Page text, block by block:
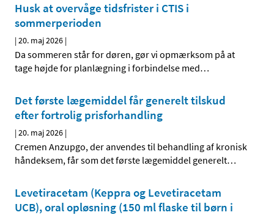
Husk at overvåge tidsfrister i CTIS i
sommerperioden
|20. maj 2026 |
Da sommeren står for døren, gør vi opmærksom på at
tage højde for planlægning i forbindelse med…
Det første lægemiddel får generelt tilskud
efter fortrolig prisforhandling
|20. maj 2026 |
Cremen Anzupgo, der anvendes til behandling af kronisk
håndeksem, får som det første lægemiddel generelt…
Levetiracetam (Keppra og Levetiracetam
UCB), oral opløsning (150 ml flaske til børn i